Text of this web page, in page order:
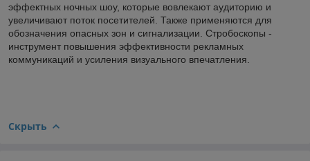
эффектных ночных шоу, которые вовлекают аудиторию и
увеличивают поток посетителей. Также применяются для
обозначения опасных зон и сигнализации. Стробоскопы -
инструмент повышения эффективности рекламных
коммуникаций и усиления визуального впечатления.
Скрыть